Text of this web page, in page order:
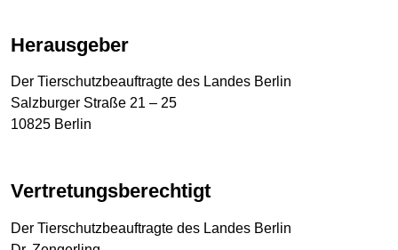
Herausgeber
Der Tierschutzbeauftragte des Landes Berlin
Salzburger Straße 21 – 25
10825 Berlin
Vertretungsberechtigt
Der Tierschutzbeauftragte des Landes Berlin